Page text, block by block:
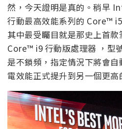
然，今天證明是真的。稍早
行動最高效能系列的 Core™
其中最受矚目就是那史上首
Core™ i9 行動版處理器 ，型
是不鎖頻，指定情況下將會
電效能正式提升到另一個更高